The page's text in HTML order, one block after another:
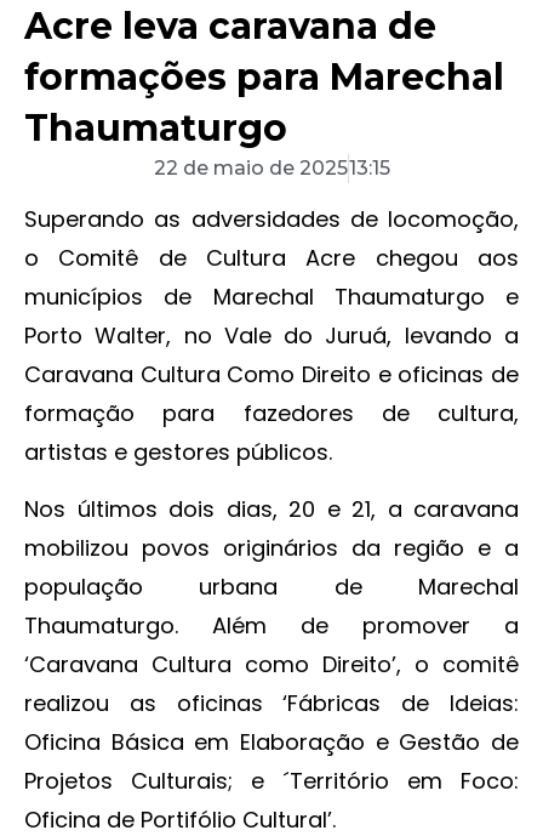
Acre leva caravana de
formações para Marechal
Thaumaturgo
22 de maio de 202513:15
Superando as adversidades de locomoção,
o Comitê de Cultura Acre chegou aos
municípios de Marechal Thaumaturgo e
Porto Walter, no Vale do Juruá, levando a
Caravana Cultura Como Direito e oficinas de
formação para fazedores de cultura,
artistas e gestores públicos.
Nos últimos dois dias, 20 e 21, a caravana
mobilizou povos originários da região e a
população urbana de Marechal
Thaumaturgo. Além de promover a
‘Caravana Cultura como Direito’, o comitê
realizou as oficinas ‘Fábricas de Ideias:
Oficina Básica em Elaboração e Gestão de
Projetos Culturais; e ´Território em Foco:
Oficina de Portifólio Cultural’.